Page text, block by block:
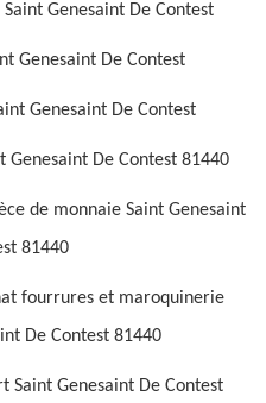
Genesaint De Contest
Genesaint De Contest
Genesaint De Contest
De Contest 81440
de monnaie Saint Genesaint
81440
fourrures et maroquinerie
De Contest 81440
Saint Genesaint De Contest